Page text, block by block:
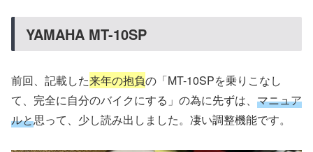
YAMAHA MT-10SP
前回、記載した来年の抱負の「MT-10SPを乗りこなし
て、完全に自分のバイクにする」の為に先ずは、 マニュア
ルと思って、少し読み出しました。凄い調整機能です。